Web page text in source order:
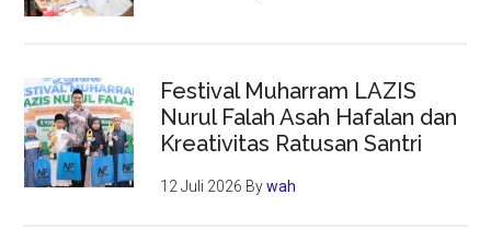
Festival Muharram LAZIS
Nurul Falah Asah Hafalan dan
Kreativitas Ratusan Santri
12 Juli 2026 Bywah